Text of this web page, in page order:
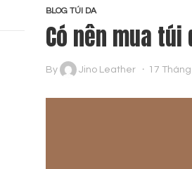
BLOG TÚI DA
Có nên mua
By Jino Leather 17